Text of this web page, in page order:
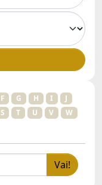
F G H I
J
S T U V
W